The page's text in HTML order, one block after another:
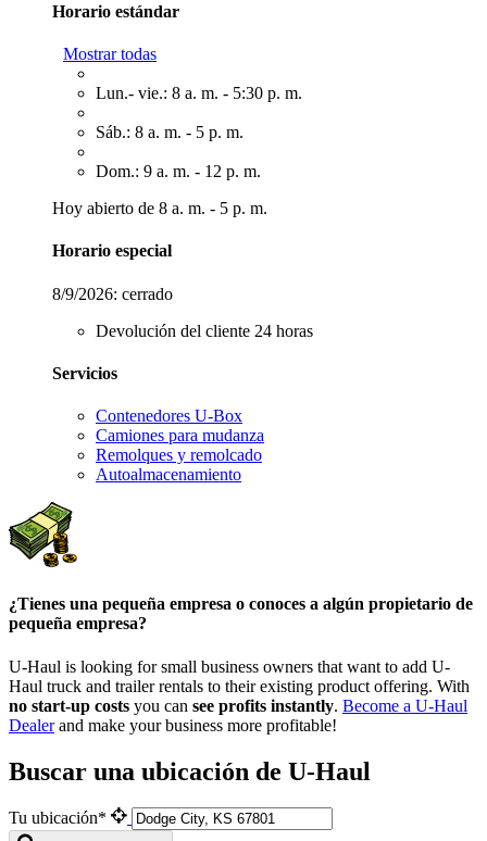
Horario estándar
Mostrar todas
Lun.- vie.: 8 a. m. - 5:30 p. m.
Sáb.: 8 a. m. - 5 p. m.
Dom.: 9 a. m. - 12 p. m.
Hoy abierto de 8 a. m. - 5 p. m.
Horario especial
8/9/2026: cerrado
Devolución del cliente 24 horas
Servicios
Contenedores U-Box
Camiones para mudanza
Remolques y remolcado
Autoalmacenamiento
¿Tienes una pequeña empresa o conoces a algún propietario de
pequeña empresa?
U-Haul is looking for small business owners that want to add U-
Haul truck and trailer rentals to their existing product offering. With
no start-up costs you can see profits instantly. Become a U-Haul
Dealerand make your business more profitable!
Buscar una ubicación de U-Haul
Tu ubicación*